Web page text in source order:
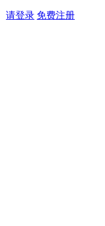
请登录 免费注册